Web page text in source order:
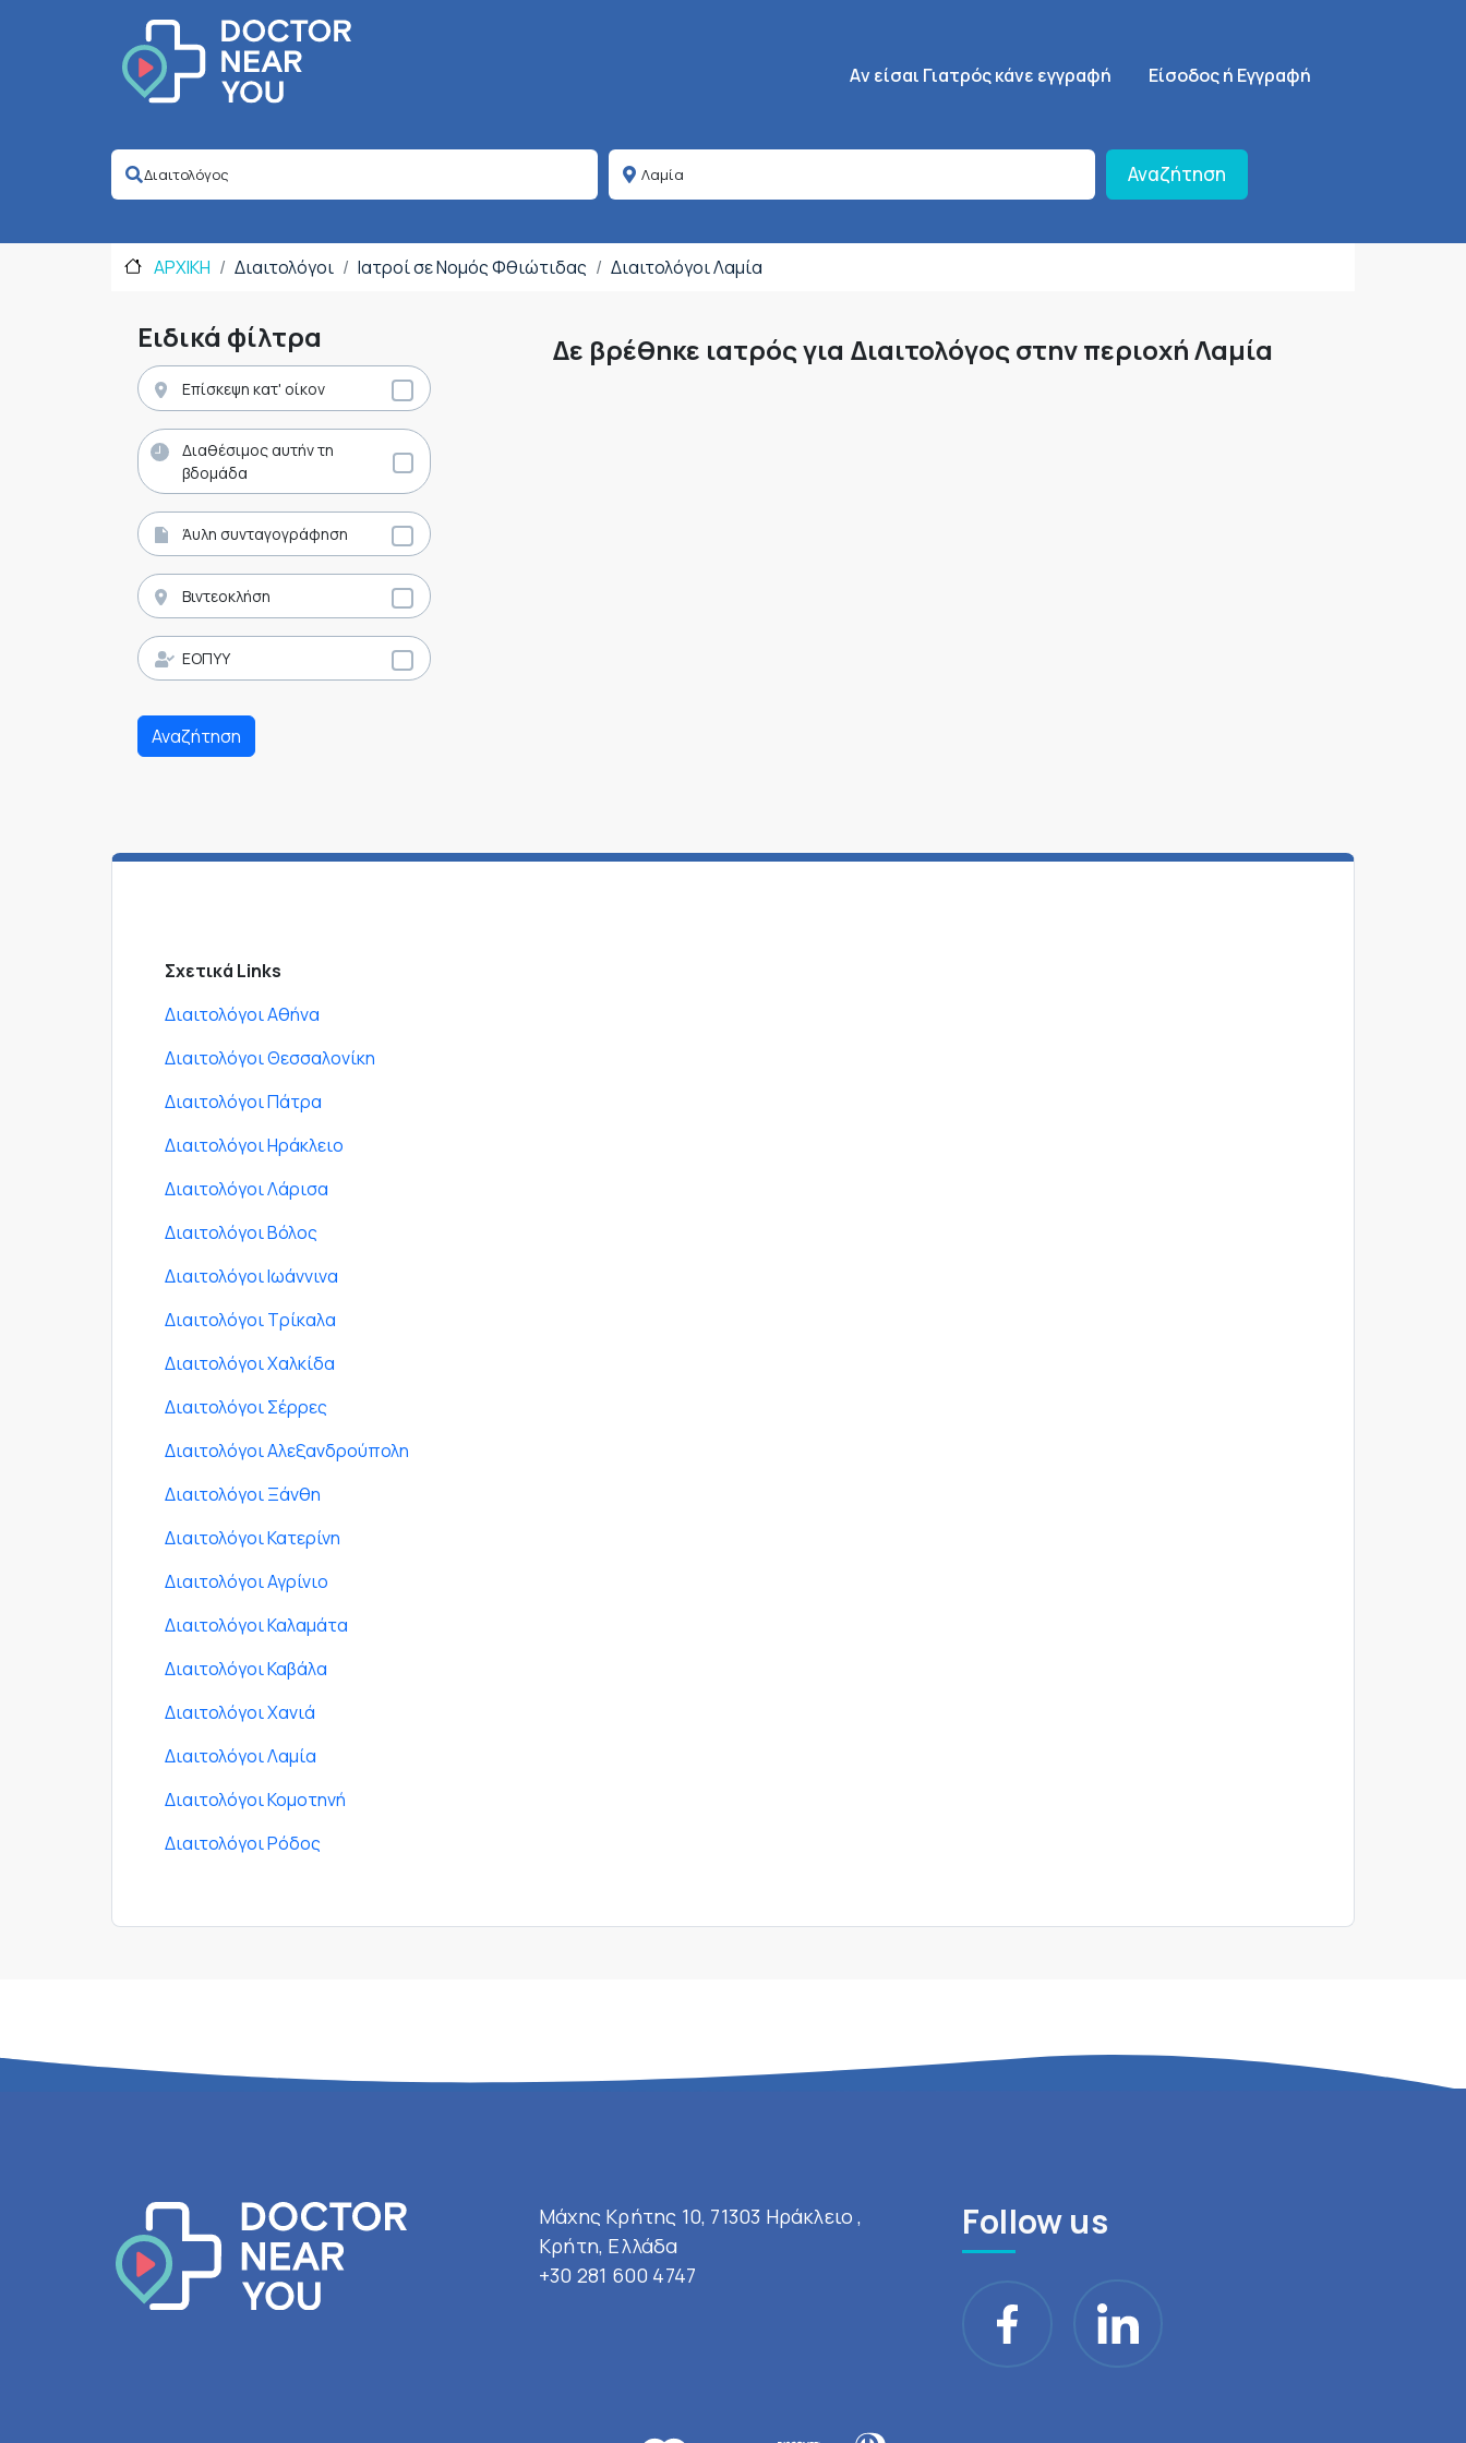
Κεντρική πλοήγηση
Aν είσαι Γιατρός κάνε εγγραφή SignUp Menu
Είσοδος ή Εγγραφή
Αναζήτηση
ΑΡΧΙΚΗ Διαιτολόγοι Ιατροί σε Νομός Φθιώτιδας Διαιτολόγοι Λαμία
Ειδικά φίλτρα
Επίσκεψη κατ' οίκον
Διαθέσιμος αυτήν τη
βδομάδα
Άυλη συνταγογράφηση
Βιντεοκλήση
ΕΟΠΥΥ
Αναζήτηση
Δε βρέθηκε ιατρός για Διαιτολόγος στην περιοχή Λαμία
Σχετικά Links
Διαιτολόγοι Αθήνα
Διαιτολόγοι Θεσσαλονίκη
Διαιτολόγοι Πάτρα
Διαιτολόγοι Ηράκλειο
Διαιτολόγοι Λάρισα
Διαιτολόγοι Βόλος
Διαιτολόγοι Ιωάννινα
Διαιτολόγοι Τρίκαλα
Διαιτολόγοι Χαλκίδα
Διαιτολόγοι Σέρρες
Διαιτολόγοι Αλεξανδρούπολη
Διαιτολόγοι Ξάνθη
Διαιτολόγοι Κατερίνη
Διαιτολόγοι Αγρίνιο
Διαιτολόγοι Καλαμάτα
Διαιτολόγοι Καβάλα
Διαιτολόγοι Χανιά
Διαιτολόγοι Λαμία
Διαιτολόγοι Κομοτηνή
Διαιτολόγοι Ρόδος
Μάχης Κρήτης 10, 71303 Ηράκλειο ,
Κρήτη, Ελλάδα
+30 281 600 4747
Follow us